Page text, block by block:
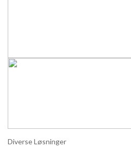
Diverse Løsninger